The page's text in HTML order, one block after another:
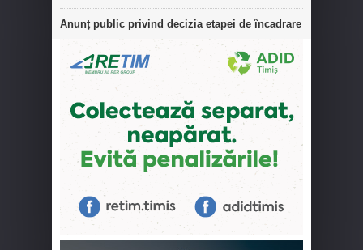
Anunț public privind decizia etapei de încadrare